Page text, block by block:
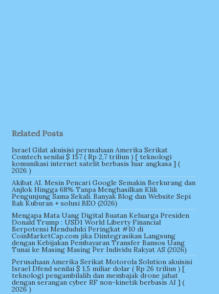
Related Posts
Israel Gilat akuisisi perusahaan Amerika Serikat
Comtech senilai $ 157 ( Rp 2,7 triliun ) [ teknologi
komunikasi internet satelit berbasis luar angkasa ] (
2026 )
Akibat AI. Mesin Pencari Google Semakin Berkurang dan
Anjlok Hingga 68% Tanpa Menghasilkan Klik
Pengunjung Sama Sekali. Banyak Blog dan Website Sepi
Bak Kuburan + solusi BEO (2026)
Mengapa Mata Uang Digital Buatan Keluarga Presiden
Donald Trump : USD1 World Liberty Financial
Berpotensi Menduduki Peringkat #10 di
CoinMarketCap.com jika Diintegrasikan Langsung
dengan Kebijakan Pembayaran Transfer Bansos Uang
Tunai ke Masing Masing Per Individu Rakyat AS (2026)
Perusahaan Amerika Serikat Motorola Solution akuisisi
Israel Dfend senilai $ 1,5 miliar dolar ( Rp 26 triliun ) [
teknologi pengambilalih dan membajak drone jahat
dengan serangan cyber RF non-kinetik berbasis AI ] (
2026 )